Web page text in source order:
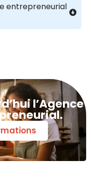
entrepreneurial
l’Agence